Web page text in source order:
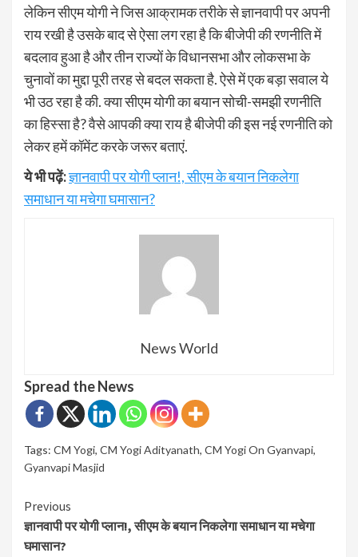
लेकिन सीएम योगी ने जिस आक्रामक तरीके से ज्ञानवापी पर अपनी
राय रखी है उसके बाद से ऐसा लग रहा है कि बीजेपी की रणनीति में
बदलाव हुआ है और तीन राज्यों के विधानसभा और लोकसभा के
चुनावों का मुद्दा पूरी तरह से बदल सकता है. ऐसे में एक बड़ा सवाल ये
भी उठ रहा है की. क्या सीएम योगी का बयान सोची-समझी रणनीति
का हिस्सा है? वैसे आपकी क्या राय है बीजेपी की इस नई रणनीति को
लेकर हमें कॉमेंट करके जरूर बताएं.
ये भी पढ़ें:ज्ञानवापी पर योगी प्लान!, सीएम के बयान निकलेगा
समाधान या मचेगा घमासान?
News World
Spread the News
Tags: CM Yogi, CM Yogi Adityanath, CM Yogi On Gyanvapi,
Gyanvapi Masjid
Continue
Reading
Previous
ज्ञानवापी पर योगी प्लान!, सीएम के बयान निकलेगा समाधान या मचेगा
घमासान?